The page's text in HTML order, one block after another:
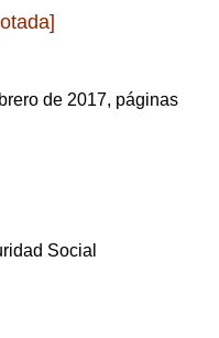
de 2017, páginas
Social